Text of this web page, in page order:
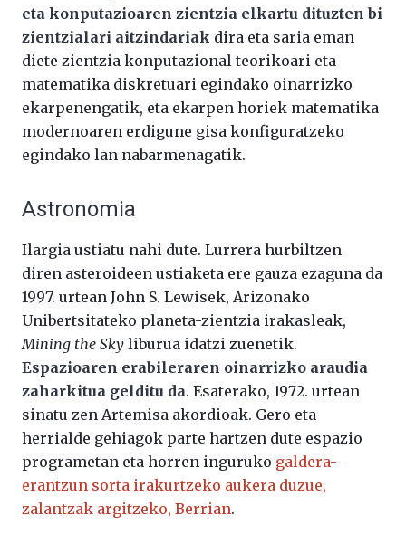
eta konputazioaren zientzia elkartu dituzten bi
zientzialari aitzindariak dira eta saria eman
diete zientzia konputazional teorikoari eta
matematika diskretuari egindako oinarrizko
ekarpenengatik, eta ekarpen horiek matematika
modernoaren erdigune gisa konfiguratzeko
egindako lan nabarmenagatik.
Astronomia
Ilargia ustiatu nahi dute. Lurrera hurbiltzen
diren asteroideen ustiaketa ere gauza ezaguna da
1997. urtean John S. Lewisek, Arizonako
Unibertsitateko planeta-zientzia irakasleak,
Mining the Sky liburua idatzi zuenetik.
Espazioaren erabileraren oinarrizko araudia
zaharkitua gelditu da. Esaterako, 1972. urtean
sinatu zen Artemisa akordioak. Gero eta
herrialde gehiagok parte hartzen dute espazio
programetan eta horren inguruko galdera-
erantzun sorta irakurtzeko aukera duzue,
zalantzak argitzeko, Berrian.